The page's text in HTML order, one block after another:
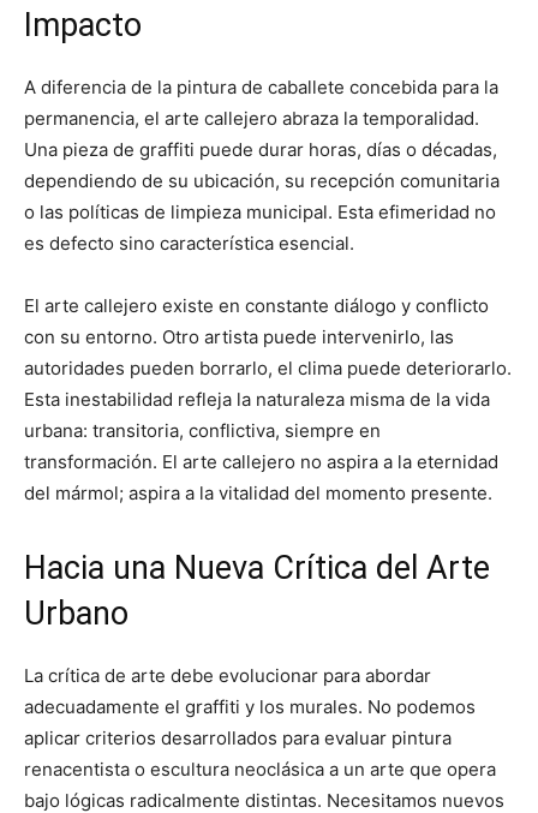
Impacto
A diferencia de la pintura de caballete concebida para la
permanencia, el arte callejero abraza la temporalidad.
Una pieza de graffiti puede durar horas, días o décadas,
dependiendo de su ubicación, su recepción comunitaria
o las políticas de limpieza municipal. Esta efimeridad no
es defecto sino característica esencial.
El arte callejero existe en constante diálogo y conflicto
con su entorno. Otro artista puede intervenirlo, las
autoridades pueden borrarlo, el clima puede deteriorarlo.
Esta inestabilidad refleja la naturaleza misma de la vida
urbana: transitoria, conflictiva, siempre en
transformación. El arte callejero no aspira a la eternidad
del mármol; aspira a la vitalidad del momento presente.
Hacia una Nueva Crítica del Arte
Urbano
La crítica de arte debe evolucionar para abordar
adecuadamente el graffiti y los murales. No podemos
aplicar criterios desarrollados para evaluar pintura
renacentista o escultura neoclásica a un arte que opera
bajo lógicas radicalmente distintas. Necesitamos nuevos